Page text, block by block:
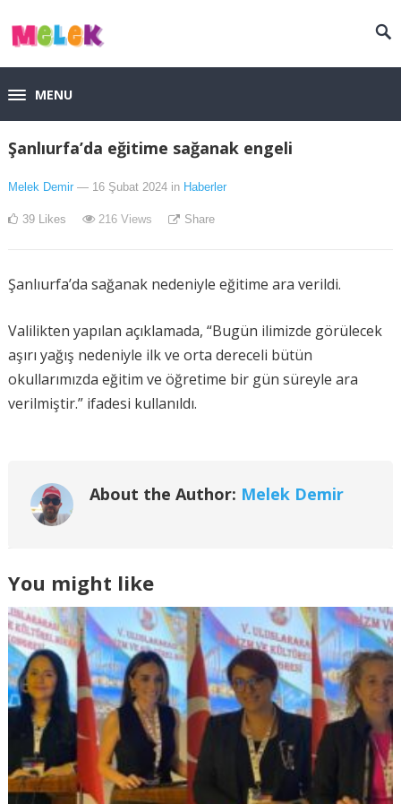
MENU
Şanlıurfa’da eğitime sağanak engeli
Melek Demir — 16 Şubat 2024 in Haberler
39 Likes 216Views Share
Şanlıurfa’da sağanak nedeniyle eğitime ara verildi.
Valilikten yapılan açıklamada, “Bugün ilimizde görülecek
aşırı yağış nedeniyle ilk ve orta dereceli bütün
okullarımızda eğitim ve öğretime bir gün süreyle ara
verilmiştir.” ifadesi kullanıldı.
About the Author: Melek Demir
You might like